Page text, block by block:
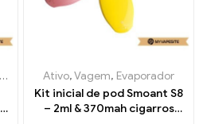
,Evaporador
Ativo,Vagem, Evaporador
Kit inicial de pod Smoant S8
– 2ml & 370mah cigarros